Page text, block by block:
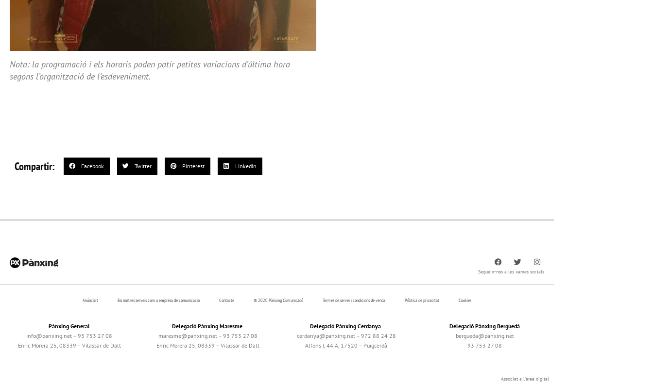
Nota: la programació i els horaris poden patir petites variacions d’última hora
segons l’organització de l’esdeveniment.
Compartir: Facebook Twitter Pinterest LinkedIn
Segueix-nos a les xarxes socials
Anúncia’t Els nostres serveis com a empresa de comunicació Contacte © 2020 Pànxing Comunicacó Termes de servei i condicions de venda Pólitica de privacitat Cookies
Pànxing General
info@panxing.net – 93 753 27 08
Enric Morera 25, 08339 – Vilassar de Dalt
Delegació Pànxing Maresme
maresme@panxing.net – 93 753 27 08
Enric Morera 25, 08339 – Vilassar de Dalt
Delegació Pànxing Cerdanya
cerdanya@panxing.net – 972 88 24 28
Alfons I, 44 A, 17520 – Puigcerdà
Delegació Pànxing Berguedà
bergueda@panxing.net
93 753 27 08
Associat a l'àrea digital